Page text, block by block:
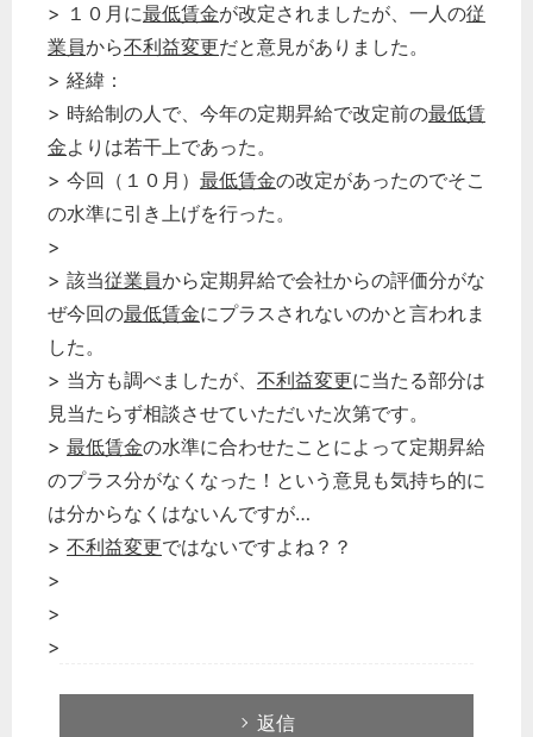
> １０月に最低賃金が改定されましたが、一人の従
業員から不利益変更だと意見がありました。
> 経緯：
> 時給制の人で、今年の定期昇給で改定前の最低賃
金よりは若干上であった。
> 今回（１０月） 最低賃金の改定があったのでそこ
の水準に引き上げを行った。
>
> 該当従業員から定期昇給で会社からの評価分がな
ぜ今回の最低賃金にプラスされないのかと言われま
した。
> 当方も調べましたが、 不利益変更に当たる部分は
見当たらず相談させていただいた次第です。
> 最低賃金の水準に合わせたことによって定期昇給
のプラス分がなくなった！という意見も気持ち的に
は分からなくはないんですが…
> 不利益変更ではないですよね？？
>
>
>
返信